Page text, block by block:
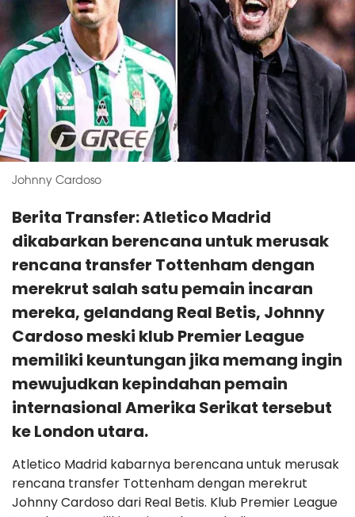
Johnny Cardoso
Berita Transfer: Atletico Madrid
dikabarkan berencana untuk merusak
rencana transfer Tottenham dengan
merekrut salah satu pemain incaran
mereka, gelandang Real Betis, Johnny
Cardoso meski klub Premier League
memiliki keuntungan jika memang ingin
mewujudkan kepindahan pemain
internasional Amerika Serikat tersebut
ke London utara.
Atletico Madrid kabarnya berencana untuk merusak
rencana transfer Tottenham dengan merekrut
Johnny Cardoso dari Real Betis. Klub Premier League